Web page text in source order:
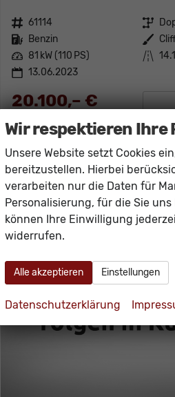
Fahrzeugnr. 61114 Getriebe
Kraftstoff Benzin Außenfarbe
Leistung 81 kW (110 PS) Kilometerstand
13.06.2023
20.100,– €
Verbrauch kombiniert:5,90 l/
Wir respektieren Ihre
Unsere Website setzt Cookies
bereitzustellen. Hierbei
verarbeiten nur die Daten für
Personalisierung, für die Sie
können Ihre Einwilligung
widerrufen.
Alle akzeptieren Einstellungen
Datenschutzerklärung